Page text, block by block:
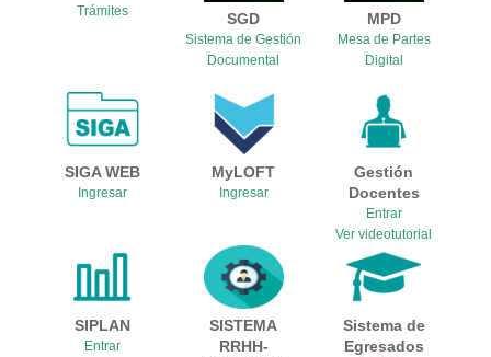
Trámites
SGD
Sistema de Gestión
Documental
MPD
Mesa de Partes
Digital
SIGA WEB
Ingresar
MyLOFT
Ingresar
Gestión
Docentes
Entrar
Ver videotutorial
SIPLAN
Entrar
SISTEMA
RRHH-
Sistema de
Egresados